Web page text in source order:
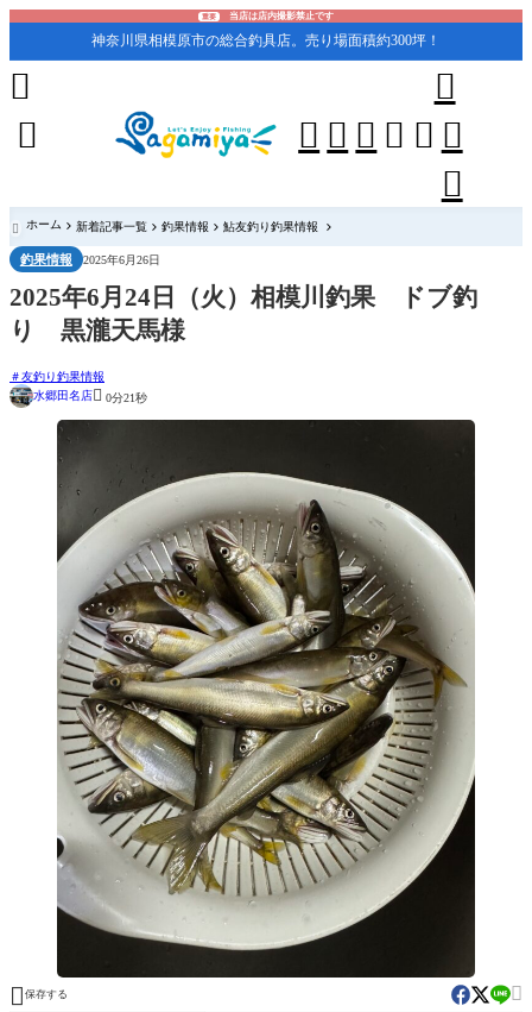
重要 当店は店内撮影禁止です
神奈川県相模原市の総合釣具店。売り場面積約300坪！
    





 ホーム 新着記事一覧 釣果情報 鮎友釣り釣果情報
釣果情報 2025年6月26日
2025年6月24日（火）相模川釣果 ドブ釣
り 黒瀧天馬様
友釣り釣果情報
水郷田名店 0分21秒
 保存する 